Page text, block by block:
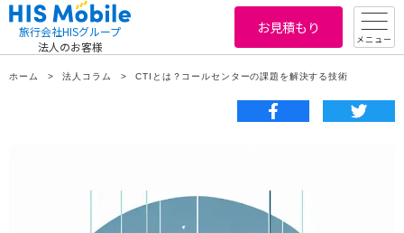
旅行会社HISグループ
法人のお客様
お見積もり
メニュー
ホーム 法人コラム CTIとは？コールセンターの課題を解決する技術